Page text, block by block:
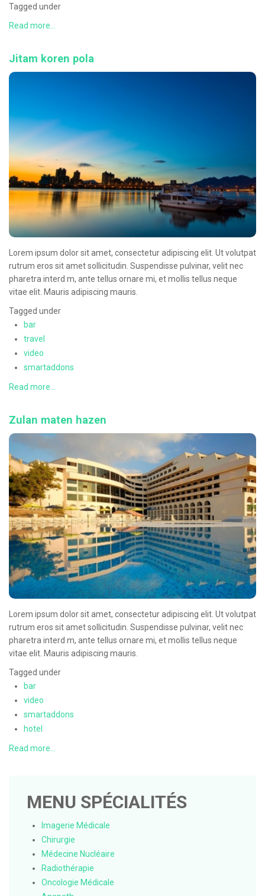
Tagged under
Read more...
Jitam koren pola
Lorem ipsum dolor sit amet, consectetur adipiscing elit. Ut volutpat
rutrum eros sit amet sollicitudin. Suspendisse pulvinar, velit nec
pharetra interd m, ante tellus ornare mi, et mollis tellus neque
vitae elit. Mauris adipiscing mauris.
Tagged under
bar
travel
video
smartaddons
Read more...
Zulan maten hazen
Lorem ipsum dolor sit amet, consectetur adipiscing elit. Ut volutpat
rutrum eros sit amet sollicitudin. Suspendisse pulvinar, velit nec
pharetra interd m, ante tellus ornare mi, et mollis tellus neque
vitae elit. Mauris adipiscing mauris.
Tagged under
bar
video
smartaddons
hotel
Read more...
MENU SPÉCIALITÉS
Imagerie Médicale
Chirurgie
Médecine Nucléaire
Radiothérapie
Oncologie Médicale